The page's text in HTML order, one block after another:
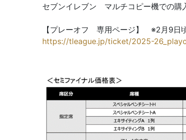
セブンイレブン マルチコピー機での購
【プレーオフ 専用ページ】 ※2月9日
https://tleague.jp/ticket/2025-